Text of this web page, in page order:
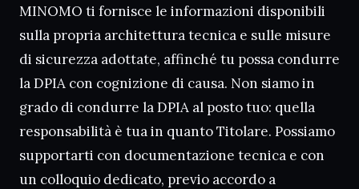
MINOMO ti fornisce le informazioni disponibili
sulla propria architettura tecnica e sulle misure
di sicurezza adottate, affinché tu possa condurre
la DPIA con cognizione di causa. Non siamo in
grado di condurre la DPIA al posto tuo: quella
responsabilità è tua in quanto Titolare. Possiamo
supportarti con documentazione tecnica e con
un colloquio dedicato, previo accordo a